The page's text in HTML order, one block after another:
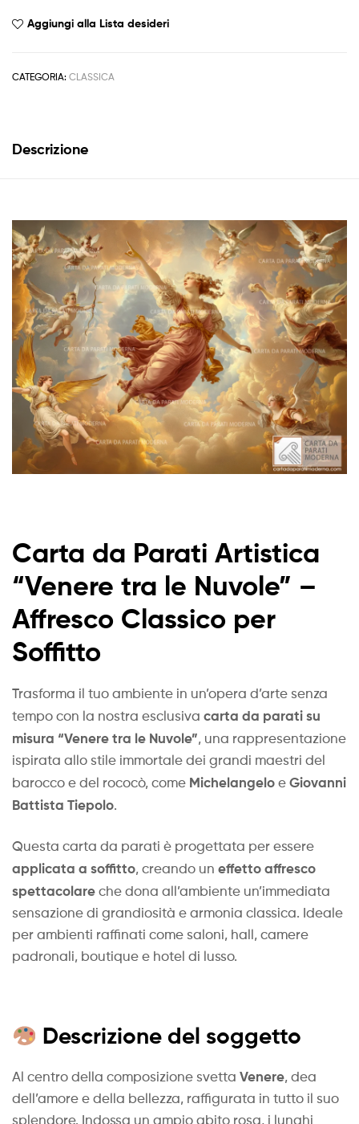
Aggiungi alla Lista desideri
CATEGORIA: CLASSICA
Descrizione
Carta da Parati Artistica
“Venere tra le Nuvole” –
Affresco Classico per
Soffitto
Trasforma il tuo ambiente in un’opera d’arte senza
tempo con la nostra esclusiva carta da parati su
misura “Venere tra le Nuvole”, una rappresentazione
ispirata allo stile immortale dei grandi maestri del
barocco e del rococò, come Michelangelo e Giovanni
Battista Tiepolo.
Questa carta da parati è progettata per essere
applicata a soffitto, creando un effetto affresco
spettacolare che dona all’ambiente un’immediata
sensazione di grandiosità e armonia classica. Ideale
per ambienti raffinati come saloni, hall, camere
padronali, boutique e hotel di lusso.
Descrizione del soggetto
Al centro della composizione svetta Venere, dea
dell’amore e della bellezza, raffigurata in tutto il suo
splendore. Indossa un ampio abito rosa, i lunghi